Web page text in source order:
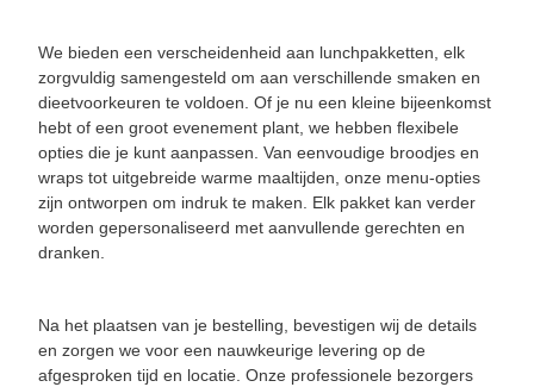
We bieden een verscheidenheid aan lunchpakketten, elk
zorgvuldig samengesteld om aan verschillende smaken en
dieetvoorkeuren te voldoen. Of je nu een kleine bijeenkomst
hebt of een groot evenement plant, we hebben flexibele
opties die je kunt aanpassen. Van eenvoudige broodjes en
wraps tot uitgebreide warme maaltijden, onze menu-opties
zijn ontworpen om indruk te maken. Elk pakket kan verder
worden gepersonaliseerd met aanvullende gerechten en
dranken.
Na het plaatsen van je bestelling, bevestigen wij de details
en zorgen we voor een nauwkeurige levering op de
afgesproken tijd en locatie. Onze professionele bezorgers